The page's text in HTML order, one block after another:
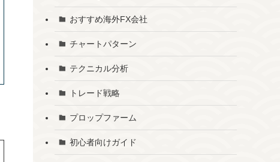
おすすめ海外FX会社
チャートパターン
テクニカル分析
トレード戦略
プロップファーム
初心者向けガイド